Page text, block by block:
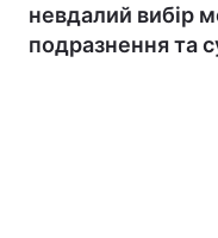
невдалий вибір
подразнення та